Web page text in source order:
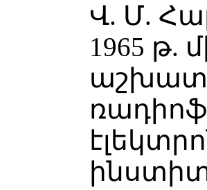
Վ. Մ.
1965 թ.